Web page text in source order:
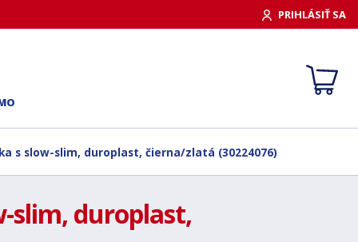
PRIHLÁSIŤ SA
s slow-slim, duroplast, čierna/zlatá (30224076)
slim, duroplast,